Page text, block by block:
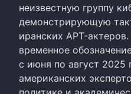
неизвестную группу
демонстрирующую
иранских APT-
временное
с июня по август 2025
американских